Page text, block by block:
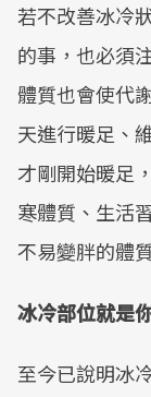
若不改善冰冷
的事，也必須
體質也會使代
天進行暖足、
才剛開始暖足
寒體質、生活
不易變胖的體
冰冷部位就是
至今已說明冰